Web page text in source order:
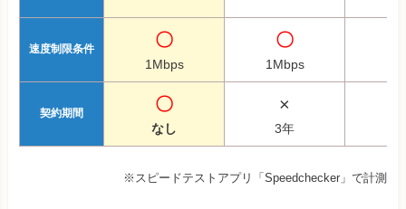
速度制限条件 〇
1Mbps
〇
1Mbps
契約期間 〇
なし
×
3年
※スピードテストアプリ「Speedchecker」で計測